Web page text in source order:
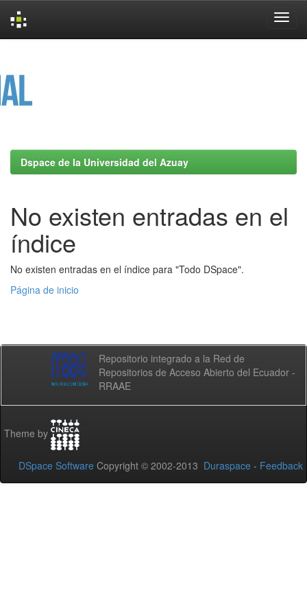
Dspace de la Universidad del Azuay
No existen entradas en el
índice
No existen entradas en el índice para "Todo DSpace".
Página de inicio
Repositorio integrado a la Red de
Repositorios de Acceso Abierto del Ecuador -
RRAAE
Theme by
DSpace Software Copyright © 2002-2013 Duraspace - Feedback